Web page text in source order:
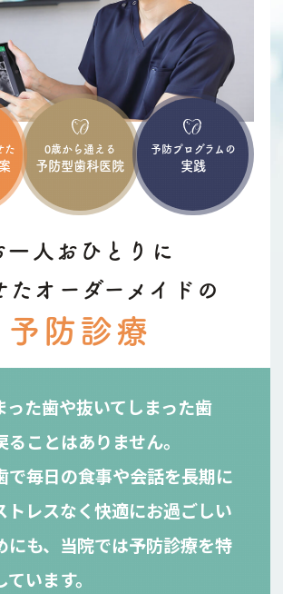
した。
つきましては、お問い合わせ
技術の向上に努めて参りま
解ご了承の程よろしくお願い
た 0歳から通える
予防型歯科医院
予防プログラムの
実践
一人おひとりに
たオーダーメイドの
予防診療
った歯や抜いてしまった歯
ることはありません。
で毎日の食事や会話を長期に
トレスなく快適にお過ごしい
にも、当院では予防診療を特
います。